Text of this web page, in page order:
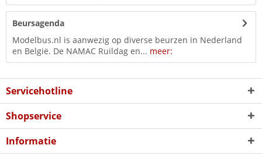
Beursagenda
Modelbus.nl is aanwezig op diverse beurzen in Nederland
en België. De NAMAC Ruildag en... meer:
Servicehotline
Shopservice
Informatie